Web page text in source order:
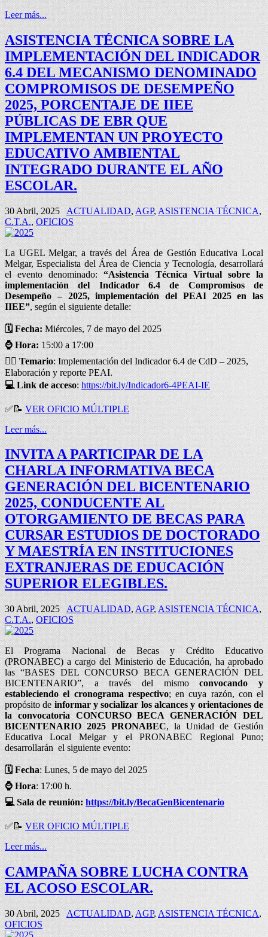
Leer más...
ASISTENCIA TÉCNICA SOBRE LA
IMPLEMENTACIÓN DEL INDICADOR
6.4 DEL MECANISMO DENOMINADO
COMPROMISOS DE DESEMPEÑO
2025, PORCENTAJE DE IIEE
PÚBLICAS DE EBR QUE
IMPLEMENTAN UN PROYECTO
EDUCATIVO AMBIENTAL
INTEGRADO DURANTE EL AÑO
ESCOLAR.
30 Abril, 2025 ACTUALIDAD, AGP,ASISTENCIA TÉCNICA,
C.T.A.,OFICIOS
La UGEL Melgar, a través del Área de Gestión Educativa Local
Melgar, Especialista del Área de Ciencia y Tecnología, desarrollará
el evento denominado:“Asistencia Técnica Virtual sobre la
implementación del Indicador 6.4 de Compromisos de
Desempeño – 2025, implementación del PEAI 2025 en las
IIEE”, según el siguiente detalle:
🗓️ Fecha: Miércoles, 7 de mayo del 2025
⌚ Hora:15:00 a 17:00
✍🏻 Temario: Implementación del Indicador 6.4 de CdD – 2025,
Elaboración y reporte PEAI.
💻 Link de acceso: https://bit.ly/Indicador6-4PEAI-IE
✅ 📝VER OFICIO MÚLTIPLE
Leer más...
INVITA A PARTICIPAR DE LA
CHARLA INFORMATIVA BECA
GENERACIÓN DEL BICENTENARIO
2025, CONDUCENTE AL
OTORGAMIENTO DE BECAS PARA
CURSAR ESTUDIOS DE DOCTORADO
Y MAESTRÍA EN INSTITUCIONES
EXTRANJERAS DE EDUCACIÓN
SUPERIOR ELEGIBLES.
30 Abril, 2025 ACTUALIDAD,AGP,ASISTENCIA TÉCNICA,
C.T.A.,OFICIOS
El Programa Nacional de Becas y Crédito Educativo
(PRONABEC) a cargo del Ministerio de Educación, ha aprobado
las “BASES DEL CONCURSO BECA GENERACIÓN DEL
BICENTENARIO”, a través del mismoconvocando y
estableciendo el cronograma respectivo; en cuya razón, con el
propósito deinformar y socializar los alcances y orientaciones de
la convocatoria CONCURSO BECA GENERACIÓN DEL
BICENTENARIO 2025 PRONABEC, la Unidad de Gestión
Educativa Local Melgar y el PRONABEC Regional Puno;
desarrollarán el siguiente evento:
🗓️ Fecha: Lunes, 5 de mayo del 2025
⌚Hora: 17:00 h.
💻Sala de reunión:https://bit.ly/BecaGenBicentenario
✅ 📝VER OFICIO MÚLTIPLE
Leer más...
CAMPAÑA SOBRE LUCHA CONTRA
EL ACOSO ESCOLAR.
30 Abril, 2025 ACTUALIDAD,AGP,ASISTENCIA TÉCNICA,
OFICIOS